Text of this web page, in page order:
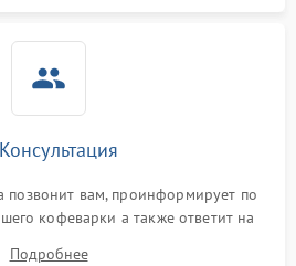
позвонит вам, проинформирует по
кофеварки а также ответит на
Подробнее